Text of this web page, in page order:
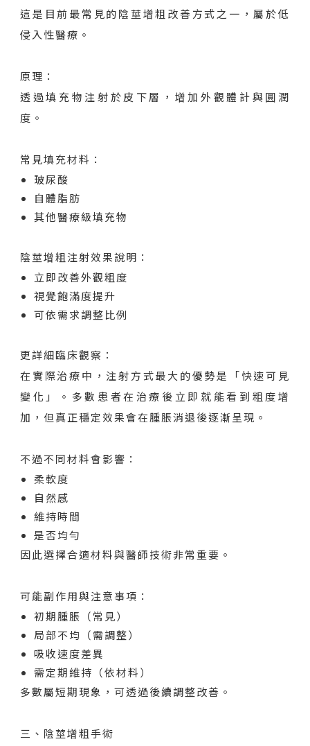
這是目前最常見的陰莖增粗改善方式之一，屬於低
侵入性醫療。
原理：
透過填充物注射於皮下層，增加外觀體計與圓潤
度。
常見填充材料：
玻尿酸
自體脂肪
其他醫療級填充物
陰莖增粗注射效果說明：
立即改善外觀粗度
視覺飽滿度提升
可依需求調整比例
更詳細臨床觀察：
在實際治療中，注射方式最大的優勢是「快速可見
變化」。多數患者在治療後立即就能看到粗度增
加，但真正穩定效果會在腫脹消退後逐漸呈現。
不過不同材料會影響：
柔軟度
自然感
維持時間
是否均勻
因此選擇合適材料與醫師技術非常重要。
可能副作用與注意事項：
初期腫脹（常見）
局部不均（需調整）
吸收速度差異
需定期維持（依材料）
多數屬短期現象，可透過後續調整改善。
三、陰莖增粗手術